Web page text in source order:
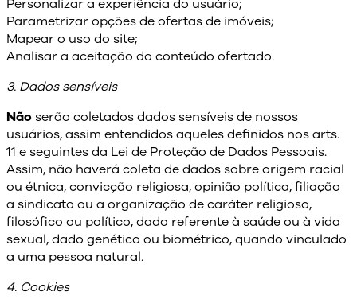
Personalizar a experiência do usuário;
Parametrizar opções de ofertas de imóveis;
Mapear o uso do site;
Analisar a aceitação do conteúdo ofertado.
3. Dados sensíveis
Não serão coletados dados sensíveis de nossos
usuários, assim entendidos aqueles definidos nos arts.
11 e seguintes da Lei de Proteção de Dados Pessoais.
Assim, não haverá coleta de dados sobre origem racial
ou étnica, convicção religiosa, opinião política, filiação
a sindicato ou a organização de caráter religioso,
filosófico ou político, dado referente à saúde ou à vida
sexual, dado genético ou biométrico, quando vinculado
a uma pessoa natural.
4. Cookies